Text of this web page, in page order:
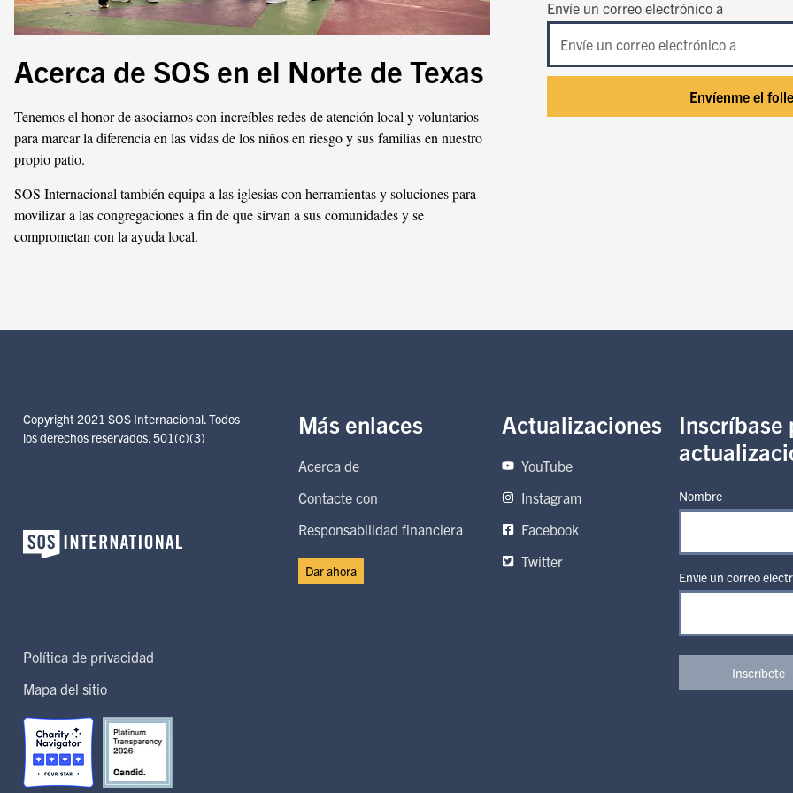
Acerca de SOS en el Norte de Texas
Tenemos el honor de asociarnos con increíbles redes de atención local y voluntarios
para marcar la diferencia en las vidas de los niños en riesgo y sus familias en nuestro
propio patio.
SOS Internacional también equipa a las iglesias con herramientas y soluciones para
movilizar a las congregaciones a fin de que sirvan a sus comunidades y se
comprometan con la ayuda local.
Envíe un correo electrónico a
Envíenme el
Copyright 2021 SOS Internacional. Todos
los derechos reservados. 501(c)(3)
Política de privacidad
Mapa del sitio
Más enlaces
Acerca de
Contacte con
Responsabilidad financiera
Dar ahora
Actualizaciones
YouTube
Instagram
Facebook
Twitter
Inscríbase
Nombre
Envíe un correo
Inscríbete